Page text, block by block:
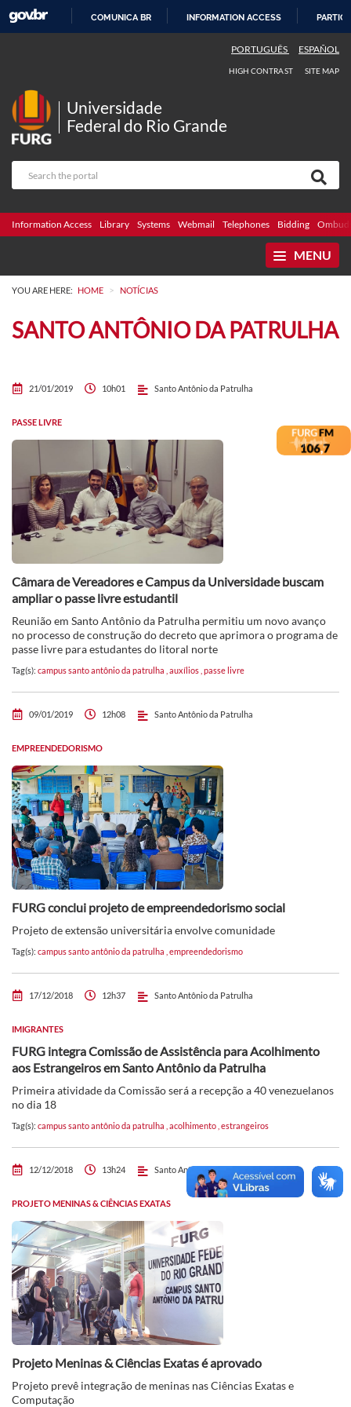
COMUNICA BR INFORMATION ACCESS
PORTUGUÊS ESPAÑOL
HIGH CONTRAST SITE MAP
Universidade
Federal do Rio Grande
Information Access Library Systems Webmail Telephones Bidding
MENU
YOU ARE HERE: HOME > NOTÍCIAS
SANTO ANTÔNIO DA PATRULHA
21/01/2019 10h01 Santo Antônio da Patrulha
PASSE LIVRE
Câmara de Vereadores e Campus da Universidade buscam
ampliar o passe livre estudantil
Reunião em Santo Antônio da Patrulha permitiu um novo avanço
no processo de construção do decreto que aprimora o programa de
passe livre para estudantes do litoral norte
Tag(s): campus santo antônio da patrulha auxílios passe livre
09/01/2019 12h08 Santo Antônio da Patrulha
EMPREENDEDORISMO
FURG conclui projeto de empreendedorismo social
Projeto de extensão universitária envolve comunidade
Tag(s): campus santo antônio da patrulha empreendedorismo
17/12/2018 12h37 Santo Antônio da Patrulha
IMIGRANTES
FURG integra Comissão de Assistência para Acolhimento
aos Estrangeiros em Santo Antônio da Patrulha
Primeira atividade da Comissão será a recepção a 40 venezuelanos
no dia 18
Tag(s): campus santo antônio da patrulha acolhimento estrangeiros
12/12/2018 13h24 Santo Antônio da Patrulha
PROJETO MENINAS & CIÊNCIAS EXATAS
Projeto Meninas & Ciências Exatas é aprovado
Projeto prevê integração de meninas nas Ciências Exatas e
Computação